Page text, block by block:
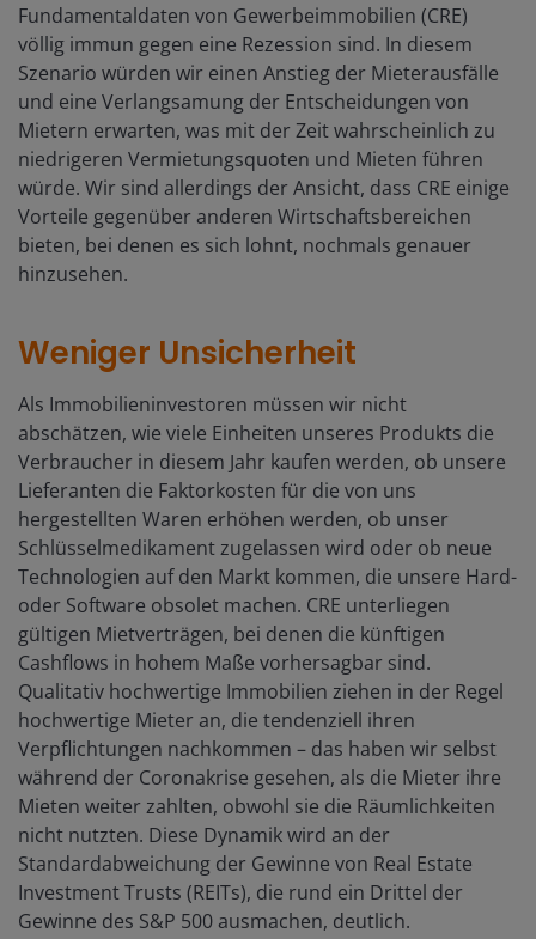
Fundamentaldaten von Gewerbeimmobilien (CRE)
völlig immun gegen eine Rezession sind. In diesem
Szenario würden wir einen Anstieg der Mieterausfälle
und eine Verlangsamung der Entscheidungen von
Mietern erwarten, was mit der Zeit wahrscheinlich zu
niedrigeren Vermietungsquoten und Mieten führen
würde. Wir sind allerdings der Ansicht, dass CRE einige
Vorteile gegenüber anderen Wirtschaftsbereichen
bieten, bei denen es sich lohnt, nochmals genauer
hinzusehen.
Weniger Unsicherheit
Als Immobilieninvestoren müssen wir nicht
abschätzen, wie viele Einheiten unseres Produkts die
Verbraucher in diesem Jahr kaufen werden, ob unsere
Lieferanten die Faktorkosten für die von uns
hergestellten Waren erhöhen werden, ob unser
Schlüsselmedikament zugelassen wird oder ob neue
Technologien auf den Markt kommen, die unsere Hard-
oder Software obsolet machen. CRE unterliegen
gültigen Mietverträgen, bei denen die künftigen
Cashflows in hohem Maße vorhersagbar sind.
Qualitativ hochwertige Immobilien ziehen in der Regel
hochwertige Mieter an, die tendenziell ihren
Verpflichtungen nachkommen – das haben wir selbst
während der Coronakrise gesehen, als die Mieter ihre
Mieten weiter zahlten, obwohl sie die Räumlichkeiten
nicht nutzten. Diese Dynamik wird an der
Standardabweichung der Gewinne von Real Estate
Investment Trusts (REITs), die rund ein Drittel der
Gewinne des S&P 500 ausmachen, deutlich.